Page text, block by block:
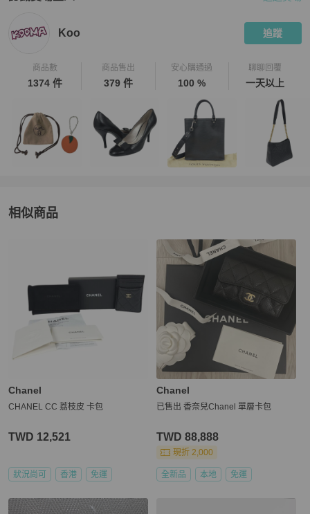
PopChill 拍拍圈嚴選賣家
Koo 追蹤
商品數
1374 件
商品售出
379 件
安心購通過
100 %
聊聊回覆
一天以上
相似商品
女士錢包 / 小皮件推薦精品
Chanel
CHANEL CC 荔枝皮 卡包
TWD 12,521
狀況尚可 香港 免運
Chanel
已售出 香奈兒Chanel 單層卡包
TWD 88,888
現折 2,000
全新品 本地 免運